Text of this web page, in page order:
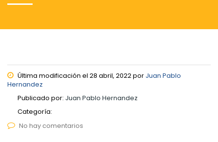
Última modificación el 28 abril, 2022 por Juan Pablo
Hernandez
Publicado por: Juan Pablo Hernandez
Categoría:
No hay comentarios